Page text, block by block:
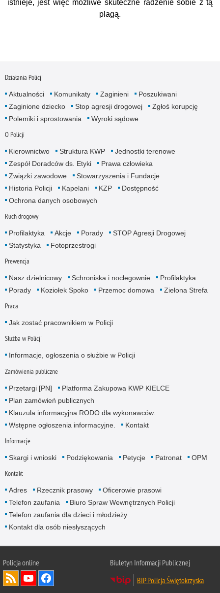
istnieje, jest więc możliwe skuteczne radzenie sobie z tą
plagą.
Działania Policji
Aktualności Komunikaty Zaginieni
Poszukiwani
Zaginione dziecko
Stop agresji drogowej
Zgłoś korupcję
Polemiki i sprostowania
Wyroki sądowe
O Policji
Kierownictwo Struktura KWP
Jednostki terenowe
Zespół Doradców ds. Etyki
Prawa człowieka
Związki zawodowe
Stowarzyszenia i Fundacje
Historia Policji
Kapelani KZP
Dostępność
Ochrona danych osobowych
Ruch drogowy
Profilaktyka Akcje Porady
STOP Agresji Drogowej
Statystyka
Fotoprzestrogi
Prewencja
Nasz dzielnicowy Schroniska i noclegownie
Profilaktyka
Porady
Koziołek Spoko Przemoc domowa Zielona Strefa
Praca
Jak zostać pracownikiem w Policji
Służba w Policji
Informacje, ogłoszenia o służbie w Policji
Zamówienia publiczne
Przetargi [PN]
Platforma Zakupowa KWP KIELCE
Plan zamówień publicznych
Klauzula informacyjna RODO dla wykonawców.
Wstępne ogłoszenia informacyjne.
Kontakt
Informacje
Skargi i wnioski Podziękowania Petycje Patronat OPM
Kontakt
Adres Rzecznik prasowy
Oficerowie prasowi
Telefon zaufania
Biuro Spraw Wewnętrznych Policji
Telefon zaufania dla dzieci i młodzieży
Kontakt dla osób niesłyszących
Policja online
Biuletyn Informacji Publicznej
BIP Policja Świętokrzyska